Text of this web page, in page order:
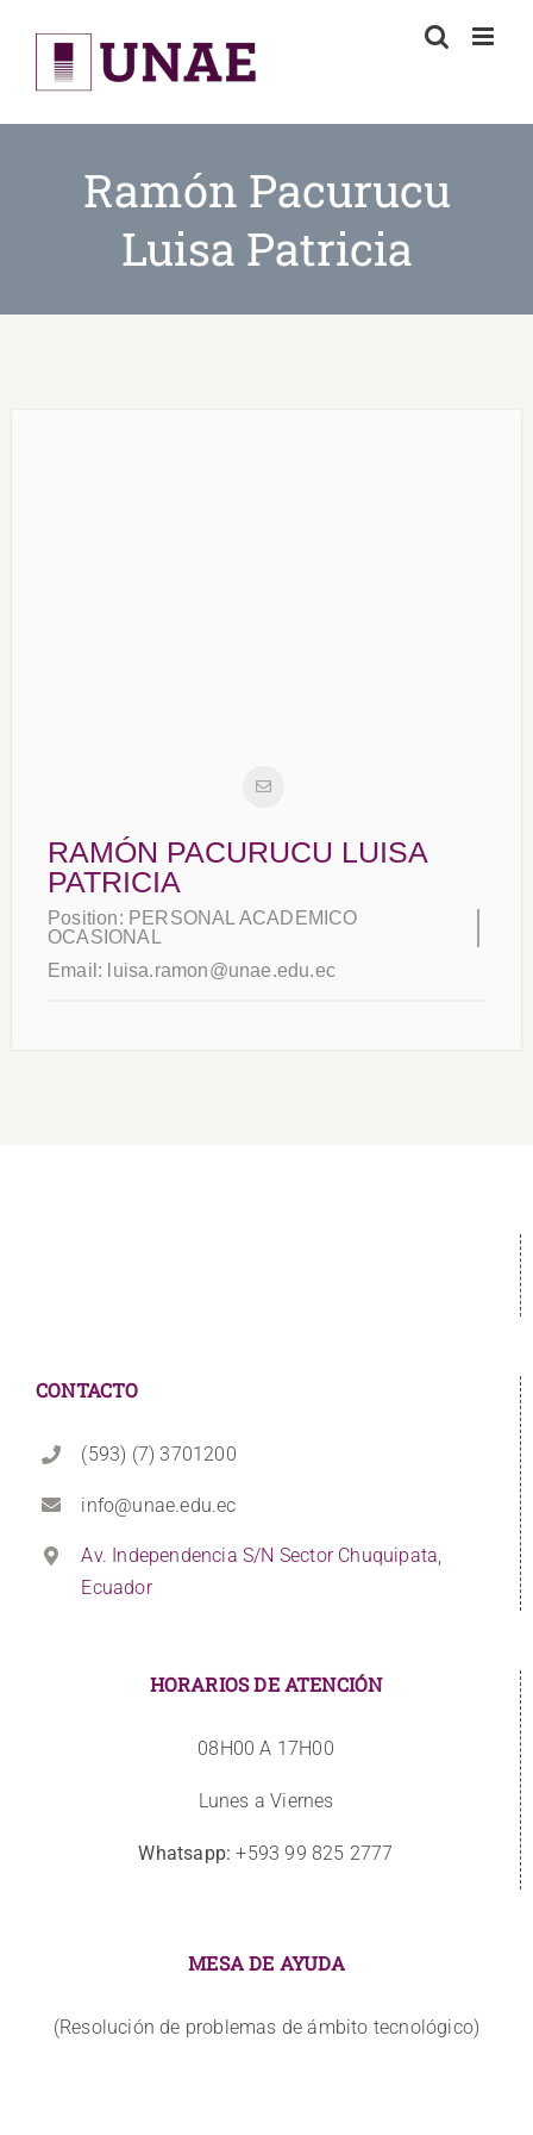
content
Ramón Pacurucu
Luisa Patricia
RAMÓN PACURUCU LUISA
PATRICIA
Position: PERSONAL ACADEMICO
OCASIONAL
Email:
luisa.ramon@unae.edu.ec
CONTACTO
(593) (7) 3701200
info@unae.edu.ec
Av. Independencia S/N Sector Chuquipata,
Ecuador
HORARIOS DE ATENCIÓN
08H00 A 17H00
Lunes a Viernes
Whatsapp: +593 99 825 2777
MESA DE AYUDA
(Resolución de problemas de ámbito tecnológico)